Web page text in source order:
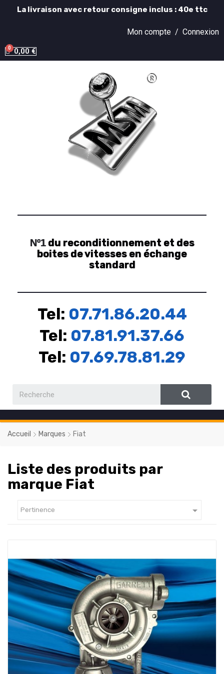
La livraison avec retour consigne inclus : 40e ttc
Mon compte / Connexion
0,00 €
Nº1du reconditionnement et des
boites de vitesses en échange
standard
Tel: 07.71.86.20.44
Tel: 07.81.91.37.66
Tel: 07.69.78.81.29
Accueil Marques Fiat
Liste des produits par
marque Fiat
Pertinence 